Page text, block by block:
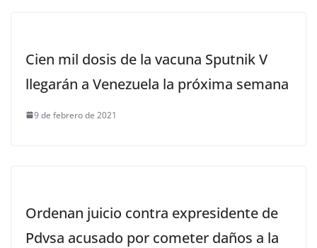
Cien mil dosis de la vacuna Sputnik V
llegarán a Venezuela la próxima semana
9 de febrero de 2021
Ordenan juicio contra expresidente de
Pdvsa acusado por cometer daños a la